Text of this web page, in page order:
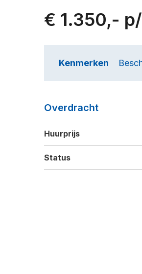
€ 1.350,-
Kenmerken
Overdracht
Huurprijs
Status